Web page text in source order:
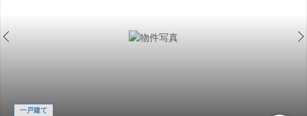
一戸建て